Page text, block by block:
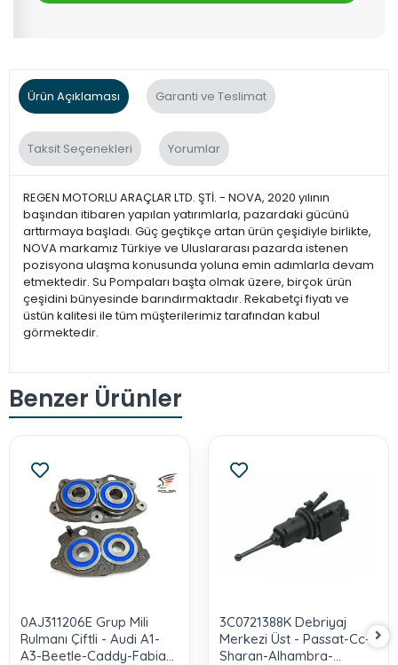
Ürün Açıklaması Garanti ve Teslimat
Taksit Seçenekleri Yorumlar
REGEN MOTORLU ARAÇLAR LTD. ŞTİ. - NOVA, 2020 yılının
başından itibaren yapılan yatırımlarla, pazardaki gücünü
arttırmaya başladı. Güç geçtikçe artan ürün çeşidiyle birlikte,
NOVA markamız Türkiye ve Uluslararası pazarda istenen
pozisyona ulaşma konusunda yoluna emin adımlarla devam
etmektedir. Su Pompaları başta olmak üzere, birçok ürün
çeşidini bünyesinde barındırmaktadır. Rekabetçi fiyatı ve
üstün kalitesi ile tüm müşterilerimiz tarafından kabul
görmektedir.
Benzer Ürünler
0AJ311206E Grup Mili
Rulmanı Çiftli - Audi A1-
A3-Beetle-Caddy-Fabia-
3C0721388K Debriyaj
Merkezi Üst - Passat-Cc-
Sharan-Alhambra-